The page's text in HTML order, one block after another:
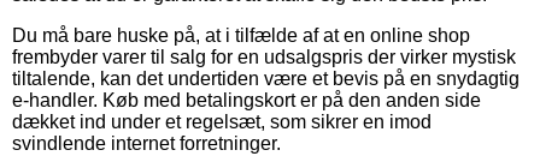
Du må bare huske på, at i tilfælde af at en online shop
frembyder varer til salg for en udsalgspris der virker mystisk
tiltalende, kan det undertiden være et bevis på en snydagtig
e-handler. Køb med betalingskort er på den anden side
dækket ind under et regelsæt, som sikrer en imod
svindlende internet forretninger.